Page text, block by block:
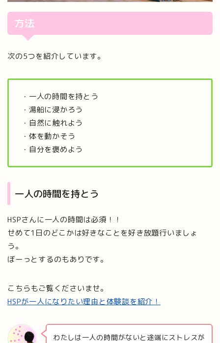
方法
次の5つを紹介しています。
・一人の時間を持とう
・湯船に浸かろう
・自然に触れよう
・体を動かそう
・自分を褒めよう
一人の時間を持とう
HSPさんに一人の時間は必須！！
せめて1日のどこかは好きなことを好き放題行いましょ
う。
ぼーっとするのもありです。
こちらもご覧くださいませ。
HSPが一人になりたい理由と体験談を紹介！
わたしは一人の時間がないと途端にストレスが